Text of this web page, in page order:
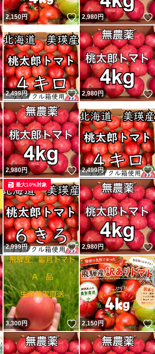
いいね！
2,150円 いいね！
2,980円
いいね！
2,499円 いいね！
2,980円
いいね！
2,980円 いいね！
2,499円
いいね！
2,999円 いいね！
最大10%対象
2,980円
いいね！
3,300円 いいね！
2,150円